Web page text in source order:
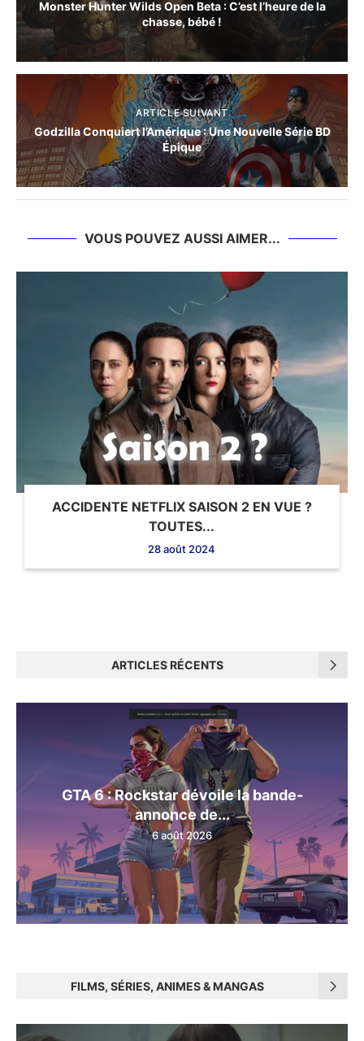
Monster Hunter Wilds Open Beta : C’est l’heure de la
chasse, bébé !
ARTICLE SUIVANT
Godzilla Conquiert l’Amérique : Une Nouvelle Série BD
Épique
VOUS POUVEZ AUSSI AIMER...
ACCIDENTE NETFLIX SAISON 2 EN VUE ?
TOUTES...
28 août 2024
ARTICLES RÉCENTS
GTA 6 : Rockstar dévoile la bande-
annonce de...
6 août 2026
FILMS, SÉRIES, ANIMES & MANGAS